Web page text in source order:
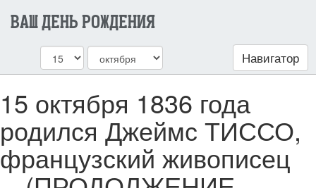
ВАШ ДЕНЬ РОЖДЕНИЯ
Навигатор
15 октября 1836 года
родился Джеймс ТИССО,
французский живописец